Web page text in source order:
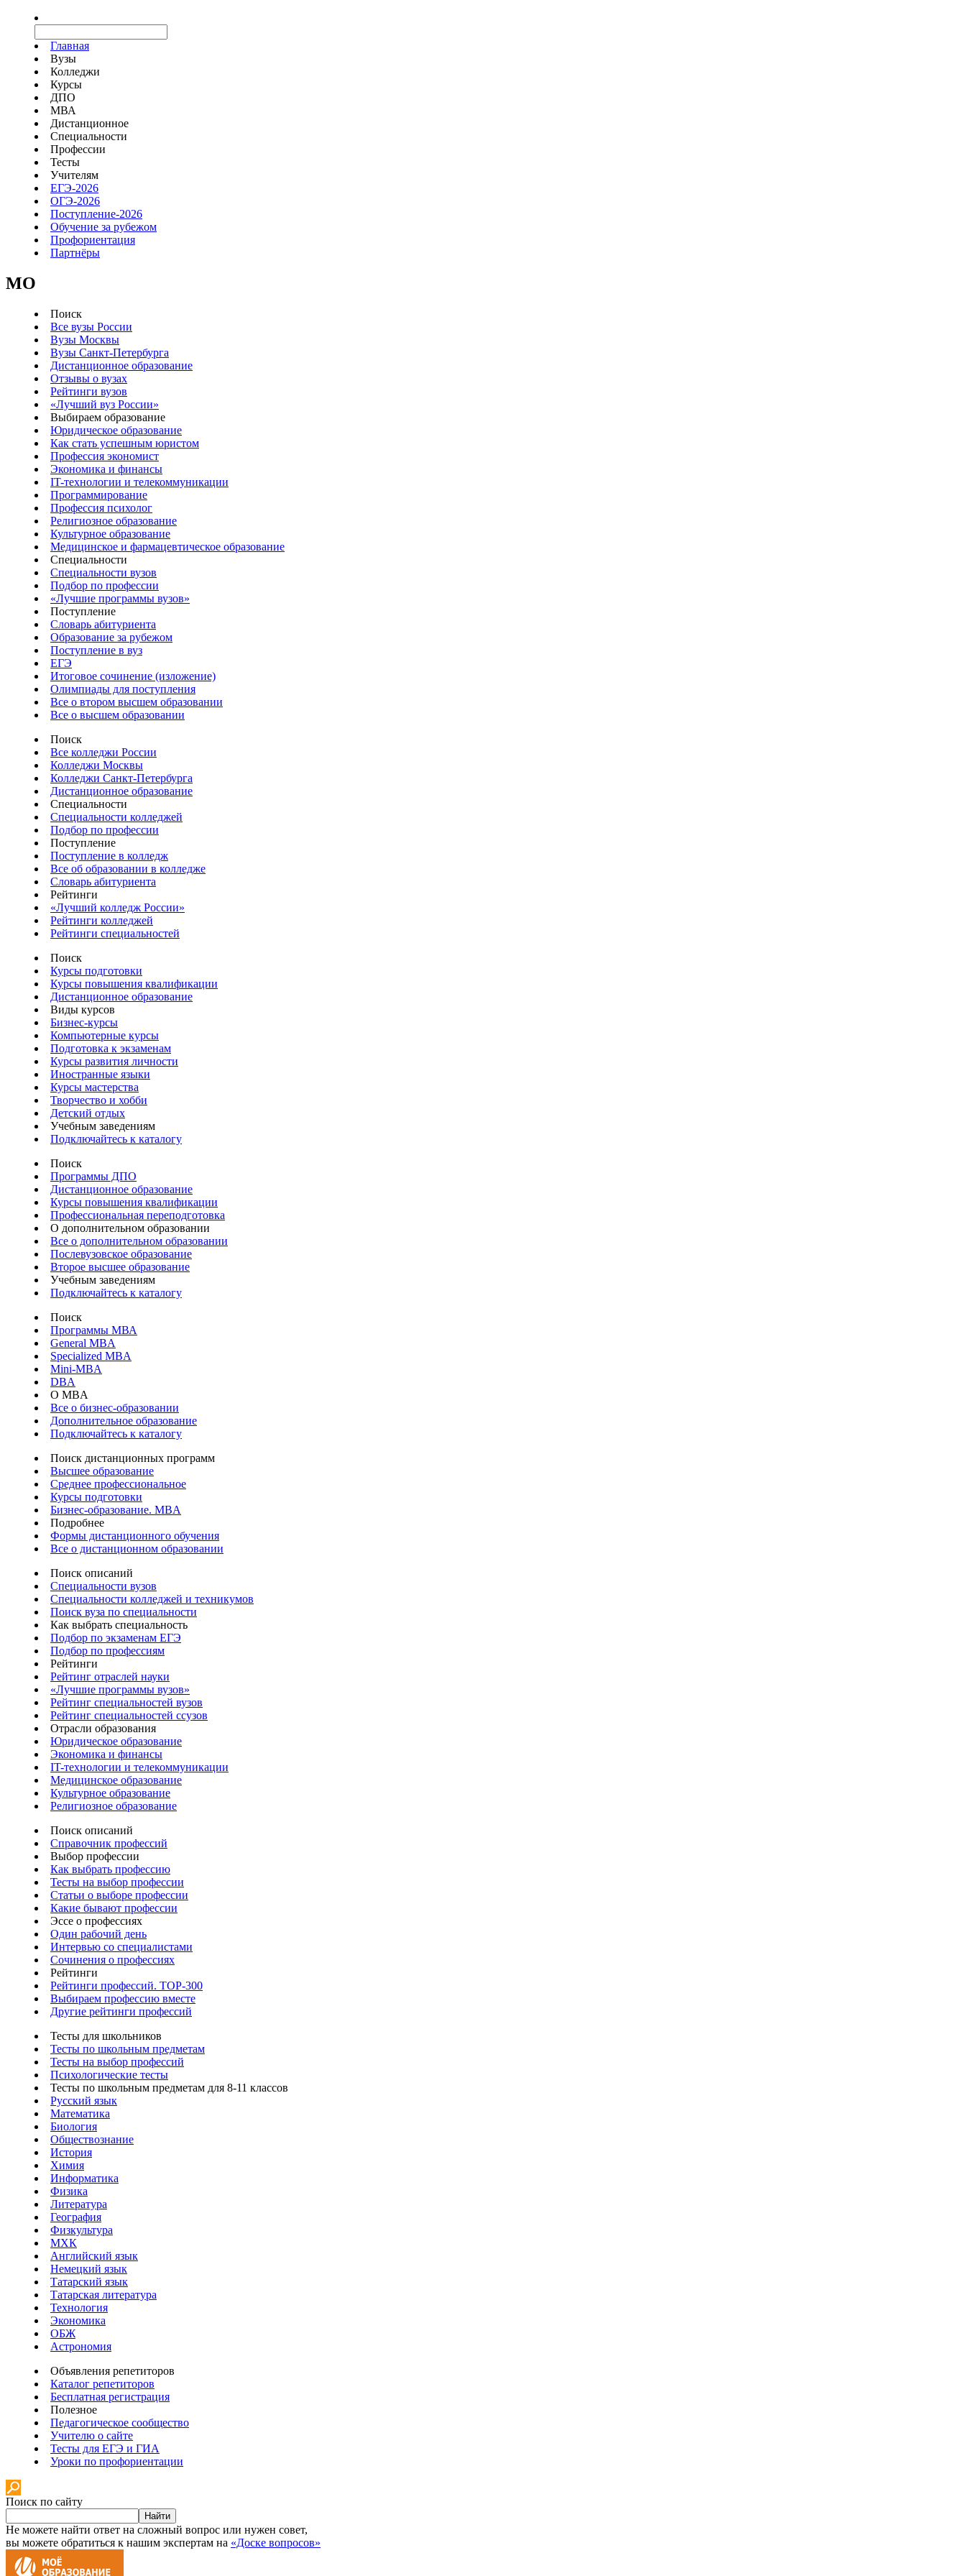
Главная
Вузы
Колледжи
Курсы
ДПО
МВА
Дистанционное
Специальности
Профессии
Тесты
Учителям
ЕГЭ-2026
ОГЭ-2026
Поступление-2026
Обучение за рубежом
Профориентация
Партнёры
MO
Поиск
Все вузы России
Вузы Москвы
Вузы Санкт-Петербурга
Дистанционное образование
Отзывы о вузах
Рейтинги вузов
«Лучший вуз России»
Выбираем образование
Юридическое образование
Как стать успешным юристом
Профессия экономист
Экономика и финансы
IT-технологии и телекоммуникации
Программирование
Профессия психолог
Религиозное образование
Культурное образование
Медицинское и фармацевтическое образование
Специальности
Специальности вузов
Подбор по профессии
«Лучшие программы вузов»
Поступление
Словарь абитуриента
Образование за рубежом
Поступление в вуз
ЕГЭ
Итоговое сочинение (изложение)
Олимпиады для поступления
Все о втором высшем образовании
Все о высшем образовании
Поиск
Все колледжи России
Колледжи Москвы
Колледжи Санкт-Петербурга
Дистанционное образование
Специальности
Специальности колледжей
Подбор по профессии
Поступление
Поступление в колледж
Все об образовании в колледже
Словарь абитуриента
Рейтинги
«Лучший колледж России»
Рейтинги колледжей
Рейтинги специальностей
Поиск
Курсы подготовки
Курсы повышения квалификации
Дистанционное образование
Виды курсов
Бизнес-курсы
Компьютерные курсы
Подготовка к экзаменам
Курсы развития личности
Иностранные языки
Курсы мастерства
Творчество и хобби
Детский отдых
Учебным заведениям
Подключайтесь к каталогу
Поиск
Программы ДПО
Дистанционное образование
Курсы повышения квалификации
Профессиональная переподготовка
О дополнительном образовании
Все о дополнительном образовании
Послевузовское образование
Второе высшее образование
Учебным заведениям
Подключайтесь к каталогу
Поиск
Программы МВА
General MBA
Specialized MBA
Mini-MBA
DBA
О MBA
Все о бизнес-образовании
Дополнительное образование
Подключайтесь к каталогу
Поиск дистанционных программ
Высшее образование
Среднее профессиональное
Курсы подготовки
Бизнес-образование. MBA
Подробнее
Формы дистанционного обучения
Все о дистанционном образовании
Поиск описаний
Специальности вузов
Специальности колледжей и техникумов
Поиск вуза по специальности
Как выбрать специальность
Подбор по экзаменам ЕГЭ
Подбор по профессиям
Рейтинги
Рейтинг отраслей науки
«Лучшие программы вузов»
Рейтинг специальностей вузов
Рейтинг специальностей ссузов
Отрасли образования
Юридическое образование
Экономика и финансы
IT-технологии и телекоммуникации
Медицинское образование
Культурное образование
Религиозное образование
Поиск описаний
Справочник профессий
Выбор профессии
Как выбрать профессию
Тесты на выбор профессии
Статьи о выборе профессии
Какие бывают профессии
Эссе о профессиях
Один рабочий день
Интервью со специалистами
Сочинения о профессиях
Рейтинги
Рейтинги профессий. TOP-300
Выбираем профессию вместе
Другие рейтинги профессий
Тесты для школьников
Тесты по школьным предметам
Тесты на выбор профессий
Психологические тесты
Тесты по школьным предметам для 8-11 классов
Русский язык
Математика
Биология
Обществознание
История
Химия
Информатика
Физика
Литература
География
Физкультура
МХК
Английский язык
Немецкий язык
Татарский язык
Татарская литература
Технология
Экономика
ОБЖ
Астрономия
Объявления репетиторов
Каталог репетиторов
Бесплатная регистрация
Полезное
Педагогическое сообщество
Учителю о сайте
Тесты для ЕГЭ и ГИА
Уроки по профориентации
Поиск по сайту
Найти
Не можете найти ответ на сложный вопрос или нужен совет,
вы можете обратиться к нашим экспертам на «Доске вопросов»